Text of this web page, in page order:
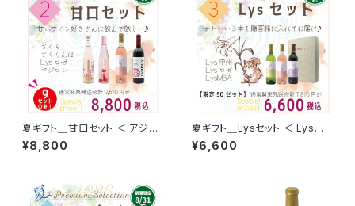
夏ギフト＿甘口セット ＜ アジロ
ン2025 × Lysロゼ × さくらの
ワイン × さくらんぼのワイン ＞
¥8,800
夏ギフト＿Lysセット ＜ Lys甲
州 × Lysロゼ × LysベーリーA
＞
¥6,600